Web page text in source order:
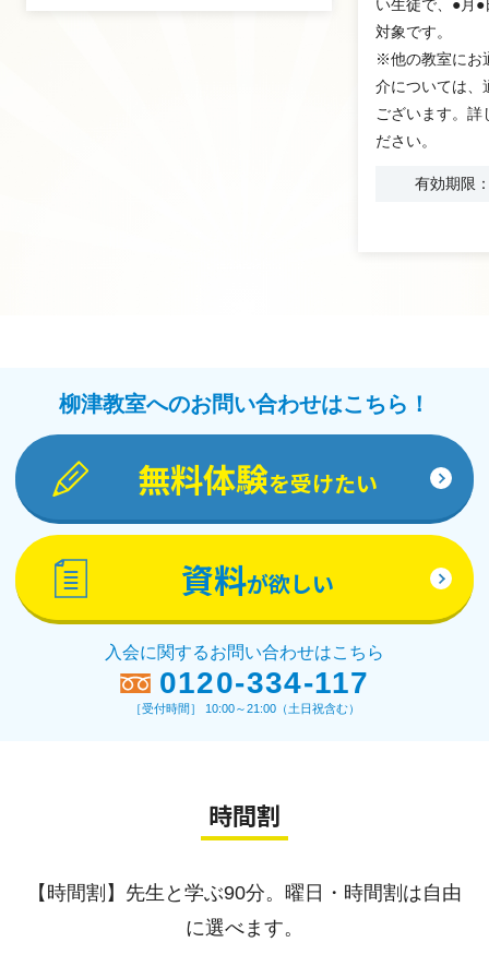
い生徒で、●月
対象です。
※他の教室にお
介については、
ございます。詳
ださい。
有効期限
柳津教室へのお問い合わせはこちら！
無料体験を受けたい
資料が欲しい
入会に関するお問い合わせはこちら
0120-334-117
［受付時間］ 10:00～21:00（土日祝含む）
時間割
【時間割】先生と学ぶ90分。曜日・時間割は自由
に選べます。